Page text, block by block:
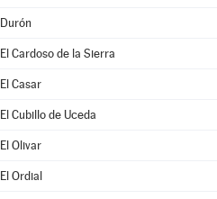
Durón
El Cardoso de la Sierra
El Casar
El Cubillo de Uceda
El Olivar
El Ordial